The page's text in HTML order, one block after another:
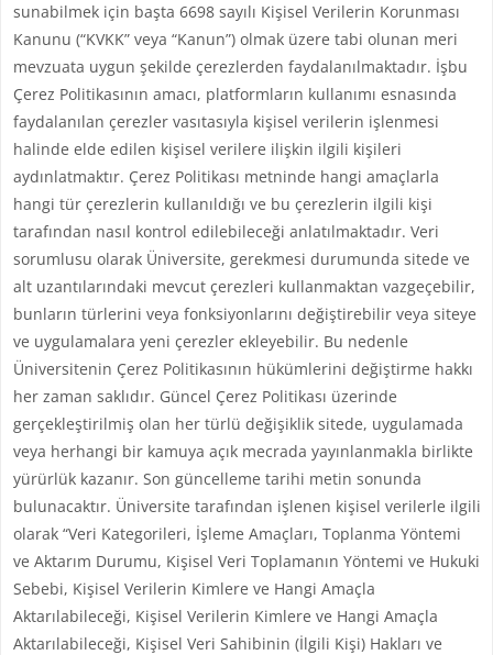
sunabilmek için başta 6698 sayılı Kişisel Verilerin Korunması
Kanunu (“KVKK” veya “Kanun”) olmak üzere tabi olunan meri
mevzuata uygun şekilde çerezlerden faydalanılmaktadır. İşbu
Çerez Politikasının amacı, platformların kullanımı esnasında
faydalanılan çerezler vasıtasıyla kişisel verilerin işlenmesi
halinde elde edilen kişisel verilere ilişkin ilgili kişileri
aydınlatmaktır. Çerez Politikası metninde hangi amaçlarla
hangi tür çerezlerin kullanıldığı ve bu çerezlerin ilgili kişi
tarafından nasıl kontrol edilebileceği anlatılmaktadır. Veri
sorumlusu olarak Üniversite, gerekmesi durumunda sitede ve
alt uzantılarındaki mevcut çerezleri kullanmaktan vazgeçebilir,
bunların türlerini veya fonksiyonlarını değiştirebilir veya siteye
ve uygulamalara yeni çerezler ekleyebilir. Bu nedenle
Üniversitenin Çerez Politikasının hükümlerini değiştirme hakkı
her zaman saklıdır. Güncel Çerez Politikası üzerinde
gerçekleştirilmiş olan her türlü değişiklik sitede, uygulamada
veya herhangi bir kamuya açık mecrada yayınlanmakla birlikte
yürürlük kazanır. Son güncelleme tarihi metin sonunda
bulunacaktır. Üniversite tarafından işlenen kişisel verilerle ilgili
olarak “Veri Kategorileri, İşleme Amaçları, Toplanma Yöntemi
ve Aktarım Durumu, Kişisel Veri Toplamanın Yöntemi ve Hukuki
Sebebi, Kişisel Verilerin Kimlere ve Hangi Amaçla
Aktarılabileceği, Kişisel Verilerin Kimlere ve Hangi Amaçla
Aktarılabileceği, Kişisel Veri Sahibinin (İlgili Kişi) Hakları ve